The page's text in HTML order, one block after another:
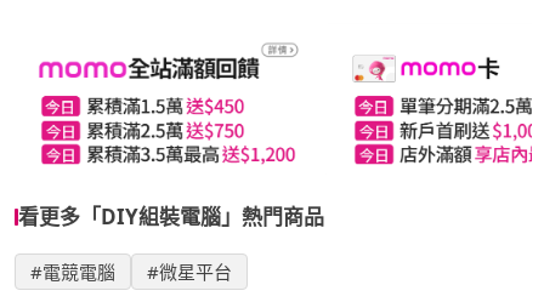
看更多「DIY組裝電腦」熱門商品
#電競電腦 #微星平台